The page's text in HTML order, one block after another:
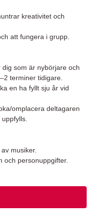
kreativitet och
att fungera i grupp.
som är nybörjare och
terminer tidigare.
en ha fyllt sju år vid
omplacera deltagaren
musiker.
och personuppgifter.